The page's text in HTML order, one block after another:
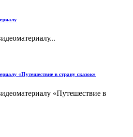
«Путешествие в страну сказок»
«Путешествие в